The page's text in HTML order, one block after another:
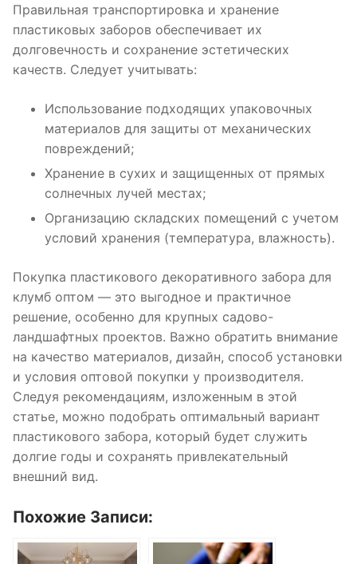
Правильная транспортировка и хранение
пластиковых заборов обеспечивает их
долговечность и сохранение эстетических
качеств. Следует учитывать:
Использование подходящих упаковочных
материалов для защиты от механических
повреждений;
Хранение в сухих и защищенных от прямых
солнечных лучей местах;
Организацию складских помещений с учетом
условий хранения (температура, влажность).
Покупка пластикового декоративного забора для
клумб оптом — это выгодное и практичное
решение, особенно для крупных садово-
ландшафтных проектов. Важно обратить внимание
на качество материалов, дизайн, способ установки
и условия оптовой покупки у производителя.
Следуя рекомендациям, изложенным в этой
статье, можно подобрать оптимальный вариант
пластикового забора, который будет служить
долгие годы и сохранять привлекательный
внешний вид.
Похожие Записи: